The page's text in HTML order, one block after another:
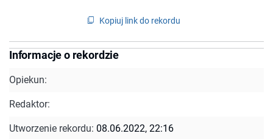
Kopiuj link do rekordu
Informacje o rekordzie
Opiekun:
Redaktor:
Utworzenie rekordu: 08.06.2022, 22:16